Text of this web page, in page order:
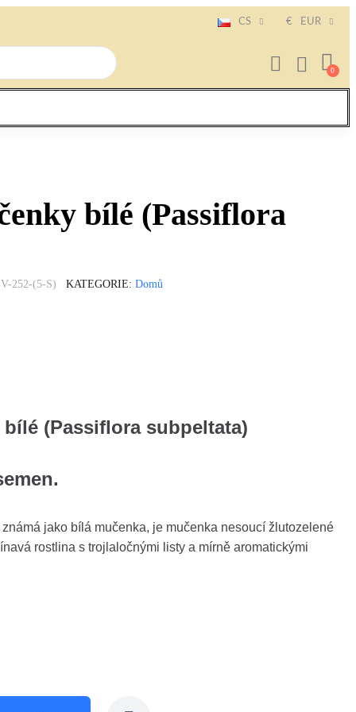
CS € EUR
bílé (Passiflora
V-252-(5-S) KATEGORIE Domů
bílé (Passiflora subpeltata)
jako bílá mučenka, je mučenka nesoucí žlutozelené
rostlina s trojlaločnými listy a mírně aromatickými